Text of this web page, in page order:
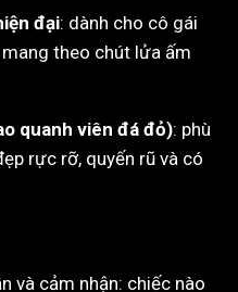
đại: dành cho cô gái
theo chút lửa ấm
quanh viên đá đỏ): phù
rực rỡ, quyến rũ và có
và cảm nhận: chiếc nào